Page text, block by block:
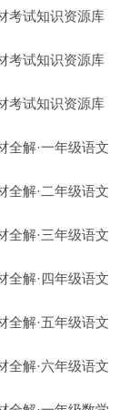
试知识资源库
试知识资源库
试知识资源库
解·一年级语文
解·二年级语文
解·三年级语文
解·四年级语文
解·五年级语文
解·六年级语文